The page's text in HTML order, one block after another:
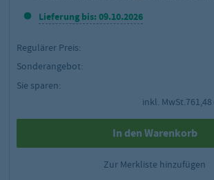
Lieferung bis: 09.10.2026
Regulärer Preis:
Sonderangebot:
Sie sparen:
inkl. MwSt.761,48
In den Warenkorb
Zur Merkliste hinzufügen